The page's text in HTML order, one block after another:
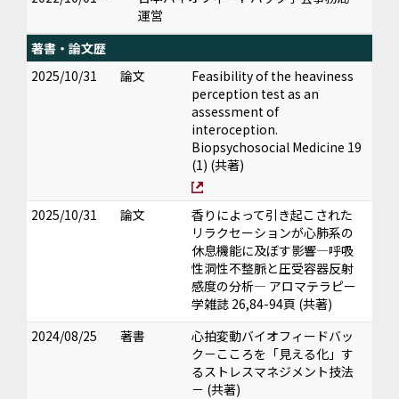
運営
著書・論文歴
2025/10/31
論文
Feasibility of the heaviness
perception test as an
assessment of
interoception.
Biopsychosocial Medicine 19
(1) (共著)
2025/10/31 論文
香りによって引き起こされた
リラクセーションが心肺系の
休息機能に及ぼす影響―呼吸
性洞性不整脈と圧受容器反射
感度の分析― アロマテラピー
学雑誌 26,84-94頁 (共著)
2024/08/25
著書
心拍変動バイオフィードバッ
ク－こころを「見える化」す
るストレスマネジメント技法
－ (共著)